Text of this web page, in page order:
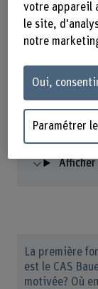
Présentation
Entwerfen und
À propos de
La première
est le CAS
motivée? Où
votre appareil
le site,
notre
Oui,
Paramétrer